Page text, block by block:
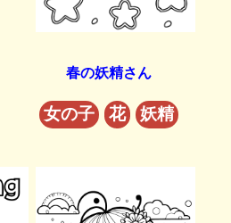
春の妖精さん
女の子 花 妖精